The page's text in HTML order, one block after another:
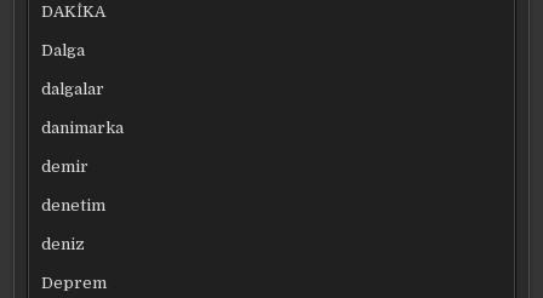
DAKİKA
Dalga
dalgalar
danimarka
demir
denetim
deniz
Deprem